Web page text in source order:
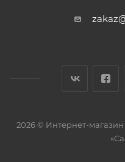
2026 © Интернет-